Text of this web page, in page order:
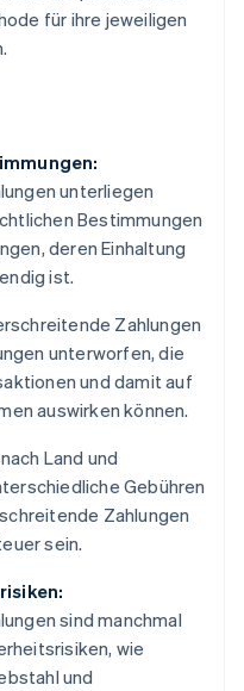
für ihre jeweiligen
unterliegen
Bestimmungen
deren Einhaltung
ist.
Zahlungen
unterworfen, die
und damit auf
auswirken können.
Land und
Gebühren
Zahlungen
sein.
sind manchmal
wie
und